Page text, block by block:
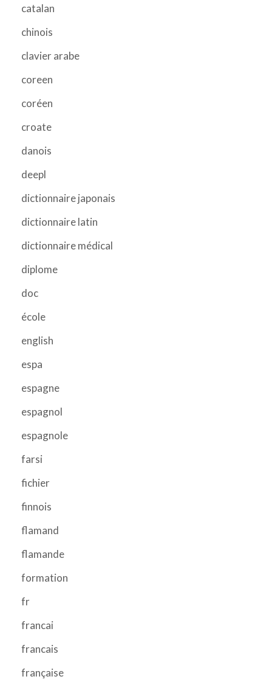
catalan
chinois
clavier arabe
coreen
coréen
croate
danois
deepl
dictionnaire japonais
dictionnaire latin
dictionnaire médical
diplome
doc
école
english
espa
espagne
espagnol
espagnole
farsi
fichier
finnois
flamand
flamande
formation
fr
francai
francais
française